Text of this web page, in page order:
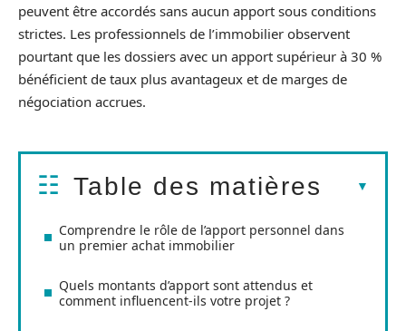
peuvent être accordés sans aucun apport sous conditions
strictes. Les professionnels de l’immobilier observent
pourtant que les dossiers avec un apport supérieur à 30 %
bénéficient de taux plus avantageux et de marges de
négociation accrues.
Table des matières
Comprendre le rôle de l’apport personnel dans
un premier achat immobilier
Quels montants d’apport sont attendus et
comment influencent-ils votre projet ?